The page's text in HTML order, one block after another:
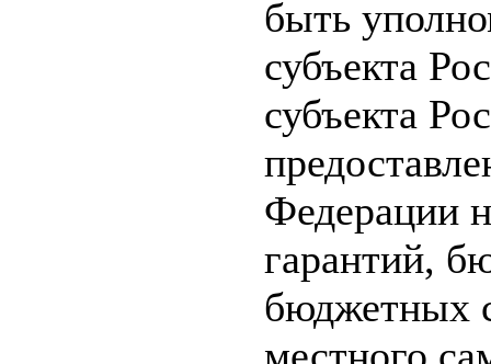
быть
субъекта
субъекта
Федерации
гарантий,
бюджетных